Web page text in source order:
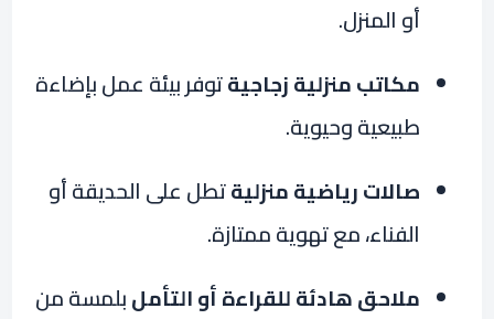
أو المنزل.
مكاتب منزلية زجاجيةتوفر بيئة عمل بإضاءة
طبيعية وحيوية.
صالات رياضية منزليةتطل على الحديقة أو
الفناء، مع تهوية ممتازة.
ملاحق هادئة للقراءة أو التأملبلمسة من